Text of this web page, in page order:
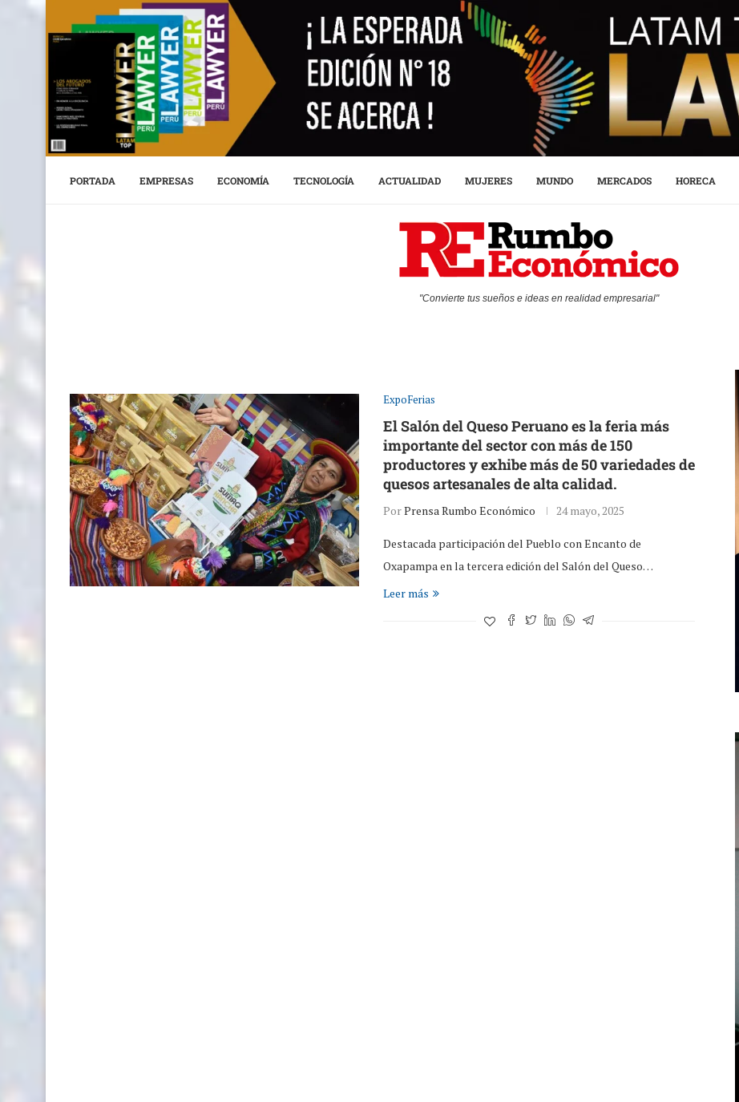
PORTADA EMPRESAS ECONOMÍA TECNOLOGÍA ACTUALIDAD MUJERES MUNDO MERCADOS HORECA
"Convierte tus sueños e ideas en realidad empresarial"
ExpoFerias
El Salón del Queso Peruano es la feria más
importante del sector con más de 150
productores y exhibe más de 50 variedades de
quesos artesanales de alta calidad.
PorPrensa Rumbo Económico 24 mayo, 2025
Destacada participación del Pueblo con Encanto de
Oxapampa en la tercera edición del Salón del Queso…
Leer más